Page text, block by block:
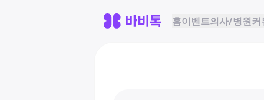
홈이벤트의사/병원커